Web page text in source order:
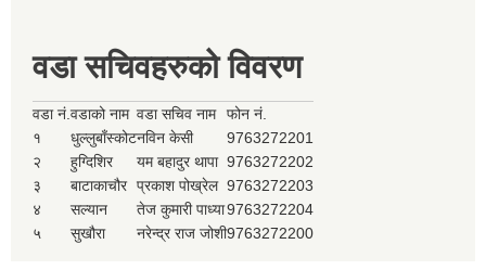
वडा सचिवहरुको विवरण
वडा नं. वडाको नाम वडा सचिव नाम
फोन नं.
१
धुल्लुबाँस्कोटनविन केसी
9763272201
२
हुग्दिशिर यम बहादुर थापा 9763272202
३
बाटाकाचौर प्रकाश पोख्रेल 9763272203
४
सल्यान तेज कुमारी पाध्या9763272204
५
सुखौरा नरेन्द्र राज जोशी9763272200